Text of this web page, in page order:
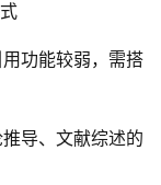
功能较弱，需搭
导、文献综述的